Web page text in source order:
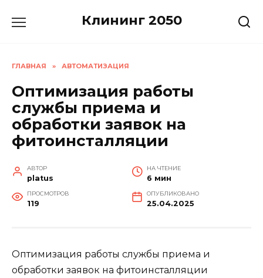
Клининг 2050
ГЛАВНАЯ » АВТОМАТИЗАЦИЯ
Оптимизация работы
службы приема и
обработки заявок на
фитоинсталляции
АВТОР
platus
НА ЧТЕНИЕ
6 мин
ПРОСМОТРОВ
119
ОПУБЛИКОВАНО
25.04.2025
Оптимизация работы службы приема и
обработки заявок на фитоинсталляции